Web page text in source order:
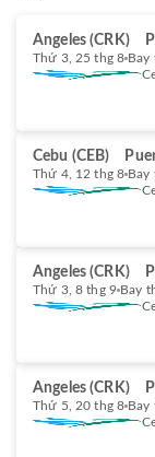
Angeles (CRK)
Thứ 3, 25 thg 8 Bay
Cebu (CEB)
Thứ 4, 12 thg 8 Bay
Angeles (CRK)
Thứ 3, 8 thg 9 Bay
Angeles (CRK)
Thứ 5, 20 thg 8 Bay